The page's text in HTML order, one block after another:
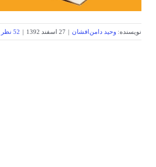
نویسنده: وحید دامن‌افشان | 27 اسفند 1392 | 52 نظر